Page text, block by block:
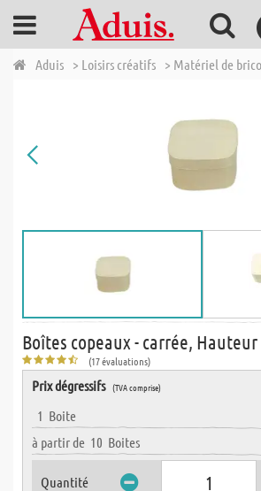
Aduis > Loisirs créatifs > Matériel de
Boîtes copeaux - carrée, Hauteur
(17 évaluations)
Prix dégressifs (TVA comprise)
1 Boite
à partir de 10 Boites
Quantité